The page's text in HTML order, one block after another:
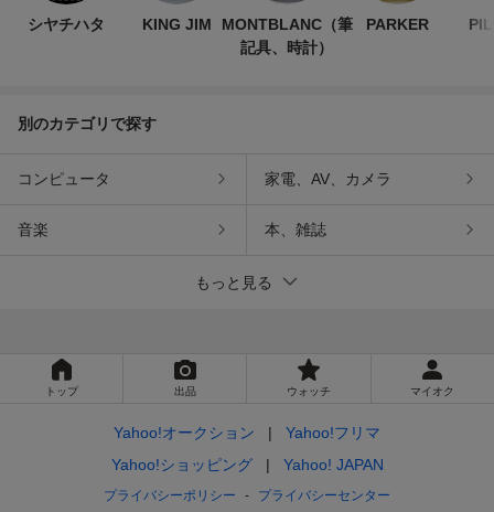
シヤチハタ KING JIM
MONTBLANC（筆
記具、時計）
PARKER
別のカテゴリで探す
コンピュータ 家電、AV、カメラ
音楽 本、雑誌
もっと見る
トップ 出品 ウォッチ マイオク
Yahoo!オークション
Yahoo!フリマ
Yahoo!ショッピング
Yahoo! JAPAN
プライバシーポリシー
プライバシーセンター